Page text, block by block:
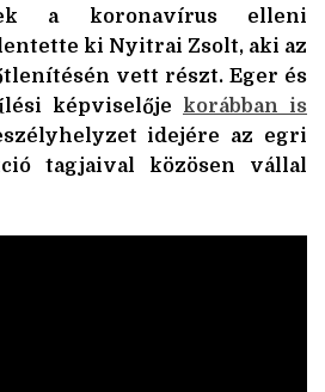
a koronavírus elleni
ki Nyitrai Zsolt, aki az
vett részt. Eger és
képviselője korábban is
idejére az egri
tagjaival közösen vállal